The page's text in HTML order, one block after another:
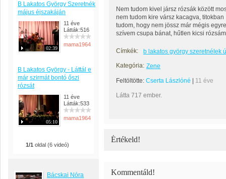
B Lakatos György Szeretnék
május éjszakáján
02:39
11 éve
Látták:516
mama1964
B Lakatos György - Láttál e
már szirmát bontó őszi
rózsát
05:10
11 éve
Látták:533
mama1964
1/1 oldal (6 videó)
Bácskai Nóra
Nem tudom kivel jársz rózsák között
nem tudom kire vársz kacagva, titokban
tudom, hogy nem jössz már mégis
szívem csupa bánat, hűtlen kicsi
Címkék:
b lakatos györgy szeretnélek
Kategória: Zene
Feltöltötte: Cserta Lászlóné 11 éve
Látta 717 ember.
Értékeld!
Kommentáld!